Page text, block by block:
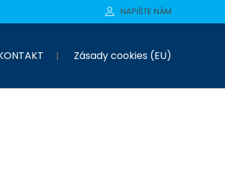
NAPIŠTE NÁM
Zásady cookies (EU)